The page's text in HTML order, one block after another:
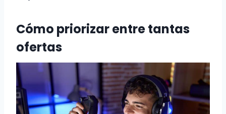
Cómo priorizar entre tantas
ofertas